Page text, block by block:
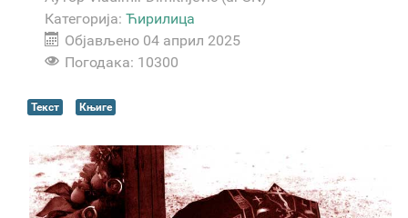
Категорија: Ћирилица
Објављено 04 април 2025
Погодака: 10300
Текст Књиге